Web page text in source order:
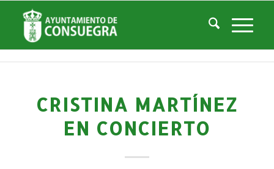
Noticias
Usted está aquí: Inicio / Noticias Cultura /
Teatro Don Quijote / Histórico de Eventos Teatro
CRISTINA MARTÍNEZ
EN CONCIERTO